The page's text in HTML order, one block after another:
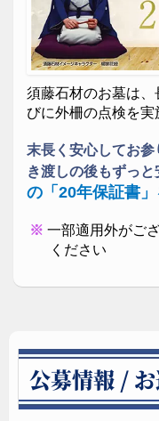
ガラスのお墓エテ
施主様の故郷に咲く
レザータッチ加工
須藤石材のお墓は
びに外柵の点検を実
末長く安心してお参
き渡しの後もずっと
の「20年保証書」
一部適用外がご
ください
公募情報 /